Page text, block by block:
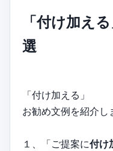
「付け加え
選
「付け加える」
お勧め文例を紹介し
１、「ご提案に付け